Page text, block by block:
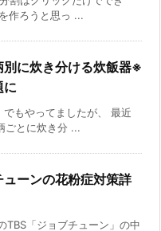
作ろうと思っ ...
別に炊き分ける炊飯器※
に
でもやってましたが、 最近
ごとに炊き分 ...
ーンの花粉症対策詳
TBS「ジョブチューン」の中